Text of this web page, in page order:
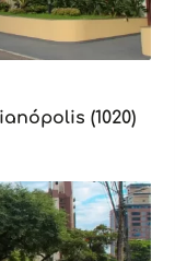
(1020)